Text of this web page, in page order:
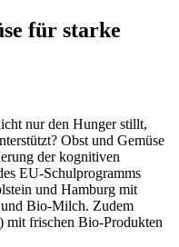
für starke
nur den Hunger stillt,
Obst und Gemüse
der kognitiven
EU-Schulprogramms
und Hamburg mit
Bio-Milch. Zudem
mit frischen Bio-Produkten